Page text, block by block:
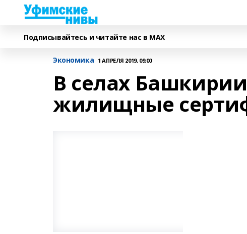
Подписывайтесь и читайте нас в MAX
Экономика 1 АПРЕЛЯ 2019, 09:00
В селах
жилищные